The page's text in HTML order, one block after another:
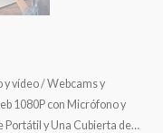
y vídeo/Webcams y
1080P con Micrófono y
Portátil y Una Cubierta de…